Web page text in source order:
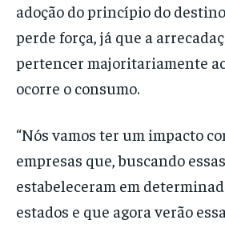
adoção do princípio do
perde força, já que a
pertencer majoritariamente
ocorre o consumo.
“Nós vamos ter um impacto
empresas que, buscando
estabeleceram em
estados e que agora verão